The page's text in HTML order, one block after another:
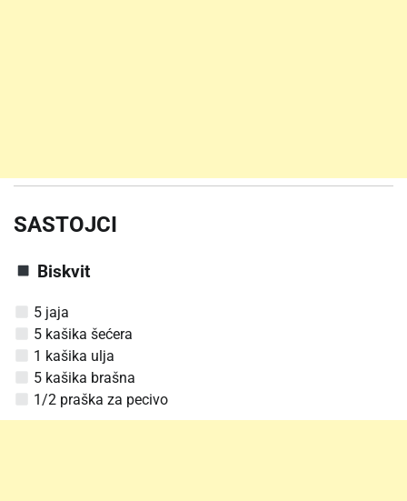
SASTOJCI
Biskvit
5 jaja
5 kašika šećera
1 kašika ulja
5 kašika brašna
1/2 praška za pecivo